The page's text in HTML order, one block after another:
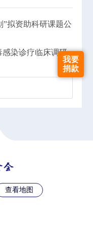
”拟资助科研课题公
染诊疗临床调研
查看地图
我要
捐款